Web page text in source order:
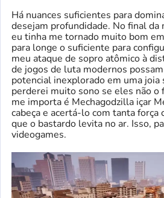
Há nuances suficientes para
desejam profundidade. No final da
eu tinha me tornado muito bom
para longe o suficiente para
meu ataque de sopro atômico à
de jogos de luta modernos
potencial inexplorado em uma joia
perderei muito sono se eles não o
me importa é Mechagodzilla içar
cabeça e acertá-lo com tanta força
que o bastardo levita no ar. Isso,
videogames.